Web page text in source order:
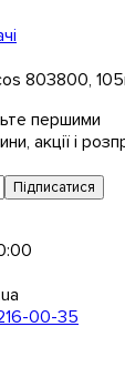
803800,
першими
акції і
Підписатися
00-35